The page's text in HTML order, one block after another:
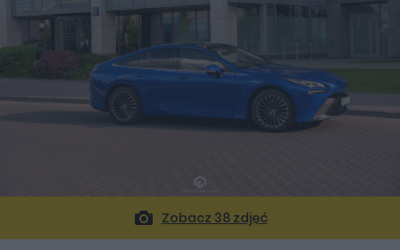
Zobacz 38 zdjęć